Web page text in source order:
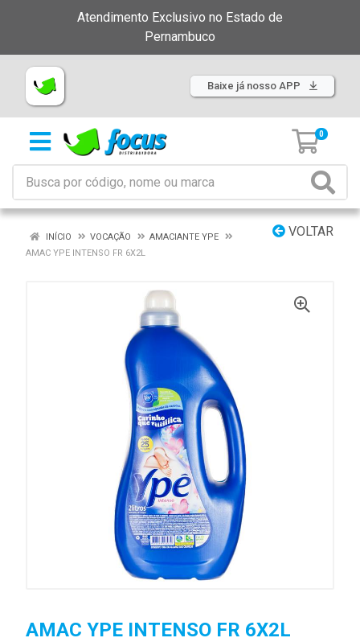
Atendimento Exclusivo no Estado de
Pernambuco
Baixe já nosso APP
0
VOLTAR
INÍCIO VOCAÇÃO
AMACIANTE YPE
AMAC YPE INTENSO FR 6X2L
AMAC YPE INTENSO FR 6X2L